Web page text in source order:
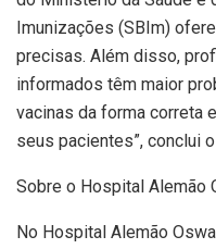
Imunizações (SBIm)
precisas. Além disso,
informados têm maior
vacinas da forma correta
seus pacientes”, conclui
Sobre o Hospital Alemão
No Hospital Alemão